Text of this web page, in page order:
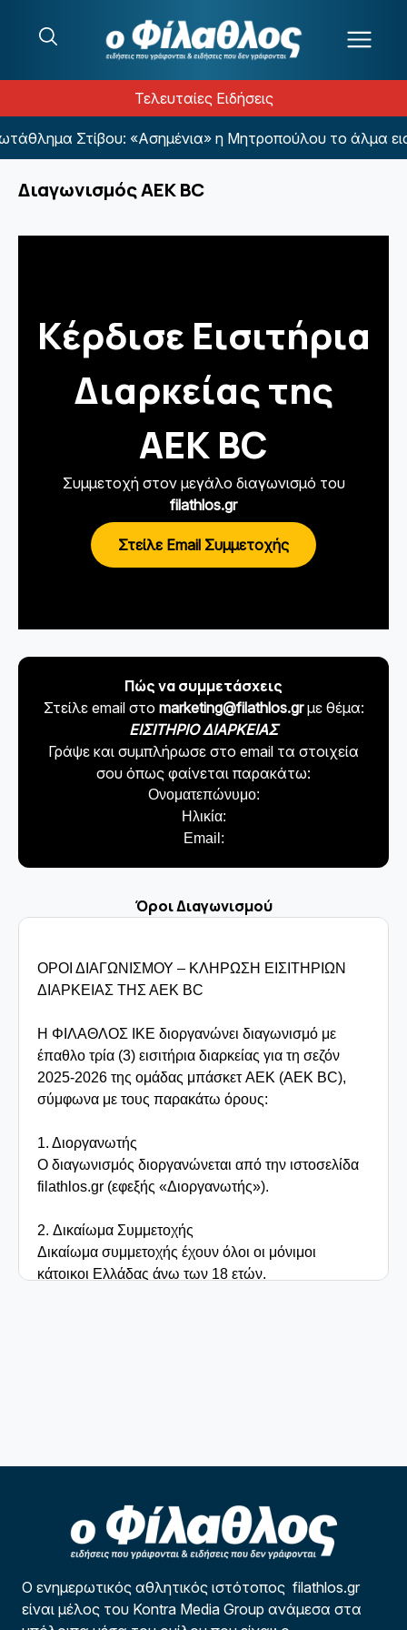
Τελευταίες Ειδήσεις
Στίβου: «Ασημένια» η Μητροπούλου το άλμα εις
Διαγωνισμός ΑΕΚ BC
Κέρδισε Εισιτήρια
Διαρκείας της
ΑΕΚ BC
Συμμετοχή στον μεγάλο διαγωνισμό του
filathlos.gr
Στείλε Email Συμμετοχής
Πώς να συμμετάσχεις
Στείλε email στο marketing@filathlos.grμε θέμα:
ΕΙΣΙΤΗΡΙΟ ΔΙΑΡΚΕΙΑΣ
Γράψε και συμπλήρωσε στο email τα στοιχεία
σου όπως φαίνεται παρακάτω:
Ονοματεπώνυμο:
Ηλικία:
Email:
Όροι Διαγωνισμού
ΟΡΟΙ ΔΙΑΓΩΝΙΣΜΟΥ – ΚΛΗΡΩΣΗ ΕΙΣΙΤΗΡΙΩΝ
ΔΙΑΡΚΕΙΑΣ ΤΗΣ ΑΕΚ BC
Η ΦΙΛΑΘΛΟΣ ΙΚΕ διοργανώνει διαγωνισμό με
έπαθλο τρία (3) εισιτήρια διαρκείας για τη σεζόν
2025-2026 της ομάδας μπάσκετ AEK (ΑΕΚ BC),
σύμφωνα με τους παρακάτω όρους:
1. Διοργανωτής
Ο διαγωνισμός διοργανώνεται από την ιστοσελίδα
filathlos.gr (εφεξής «Διοργανωτής»).
2. Δικαίωμα Συμμετοχής
Δικαίωμα συμμετοχής έχουν όλοι οι μόνιμοι
κάτοικοι Ελλάδας άνω των 18 ετών.
filathlos.gr
(Ονοματεπώνυμο, Ηλικία, Email)
Κάθε συμμετέχων μπορεί να λάβει μέρος μία (1)
φορά.
4. Διάρκεια Διαγωνισμού
Ο διαγωνισμός ξεκινάει την 06/10/25 και λήγει την
Ο ενημερωτικός αθλητικός ιστότοπος filathlos.gr
είναι μέλος του Kontra Media Group ανάμεσα στα